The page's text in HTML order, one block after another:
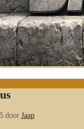
doorJaap